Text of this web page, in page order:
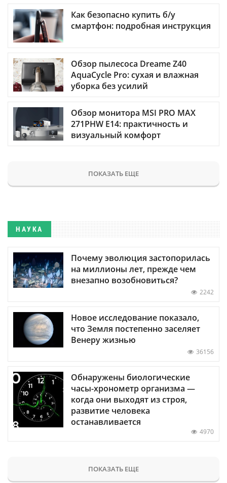
Как безопасно купить б/у
смартфон: подробная инструкция
Обзор пылесоса Dreame Z40
AquaCycle Pro: сухая и влажная
уборка без усилий
Обзор монитора MSI PRO MAX
271PHW E14: практичность и
визуальный комфорт
ПОКАЗАТЬ ЕЩЕ
НАУКА
Почему эволюция застопорилась
на миллионы лет, прежде чем
внезапно возобновиться?
2242
Новое исследование показало,
что Земля постепенно заселяет
Венеру жизнью
36156
Обнаружены биологические
часы-хронометр организма —
когда они выходят из строя,
развитие человека
останавливается
4970
ПОКАЗАТЬ ЕЩЕ